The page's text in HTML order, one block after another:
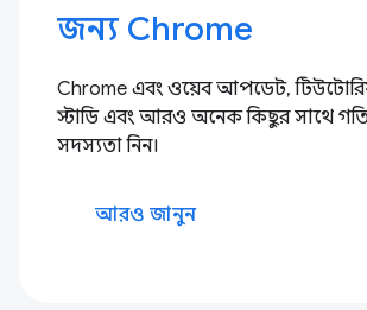
জন্য Chrome
Chrome এবং ওয়েব আপডেট,
স্টাডি এবং আরও অনেক কিছুর সাথে
সদস্যতা নিন।
আরও জানুন